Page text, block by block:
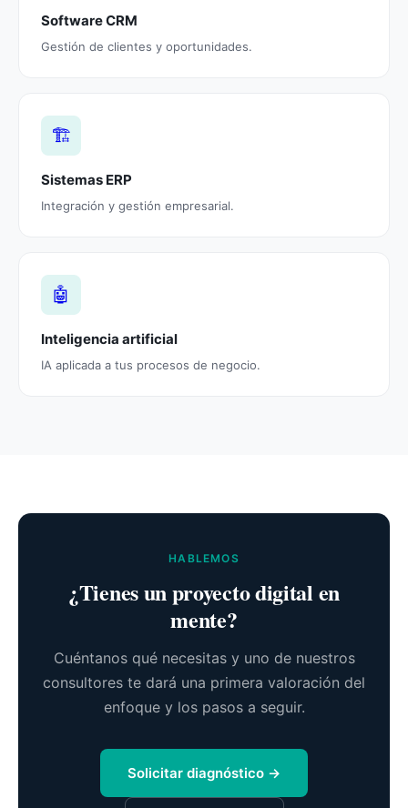
Software CRM
Gestión de clientes y oportunidades.
🏗️
Sistemas ERP
Integración y gestión empresarial.
🤖
Inteligencia artificial
IA aplicada a tus procesos de negocio.
HABLEMOS
¿Tienes un proyecto digital en
mente?
Cuéntanos qué necesitas y uno de nuestros
consultores te dará una primera valoración del
enfoque y los pasos a seguir.
Solicitar diagnóstico →